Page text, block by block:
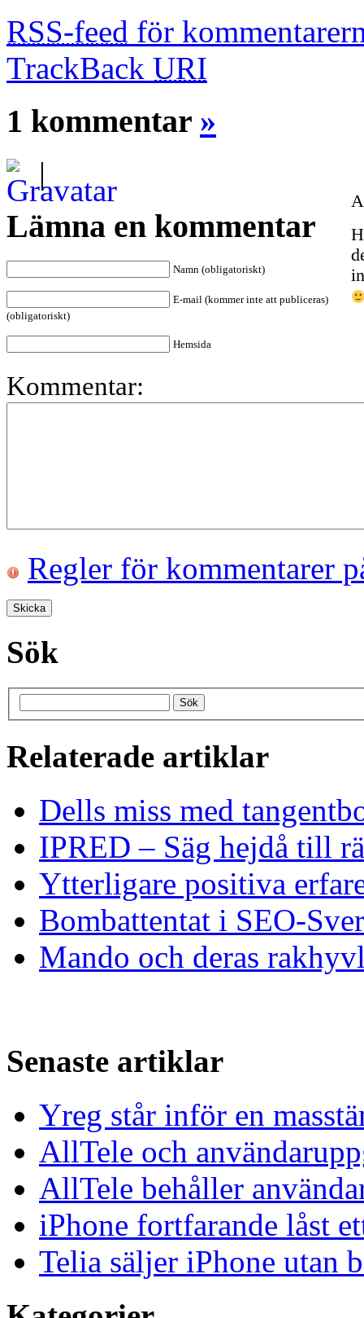
RSS-feed för
TrackBack URI
1 kommentar »
|
Lämna en kommentar
Namn (obligatoriskt)
E-mail (kommer inte att publiceras)
(obligatoriskt)
Hemsida
Kommentar:
Regler för kommentarer
Sök
Relaterade artiklar
Dells miss med
IPRED – Säg hejdå till
Ytterligare positiva
Bombattentat i SEO-
Mando och deras
Senaste artiklar
Yreg står inför en
AllTele och
AllTele behåller
iPhone fortfarande låst
Telia säljer iPhone utan